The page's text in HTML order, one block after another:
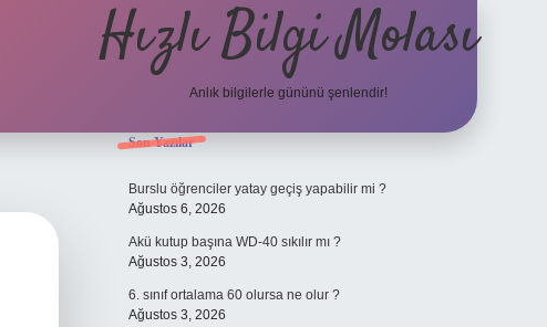
Hızlı Bilgi Molası
Anlık bilgilerle gününü şenlendir!
Sidebar
Son Yazılar
Burslu öğrenciler yatay geçiş yapabilir mi ?
Ağustos 6, 2026
Akü kutup başına WD-40 sıkılır mı ?
Ağustos 3, 2026
6. sınıf ortalama 60 olursa ne olur ?
Ağustos 3, 2026